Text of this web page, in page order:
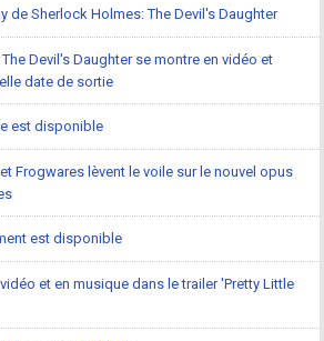
de Sherlock Holmes: The Devil's Daughter
Devil's Daughter se montre en vidéo et
date de sortie
est disponible
Frogwares lèvent le voile sur le nouvel opus
est disponible
et en musique dans le trailer 'Pretty Little